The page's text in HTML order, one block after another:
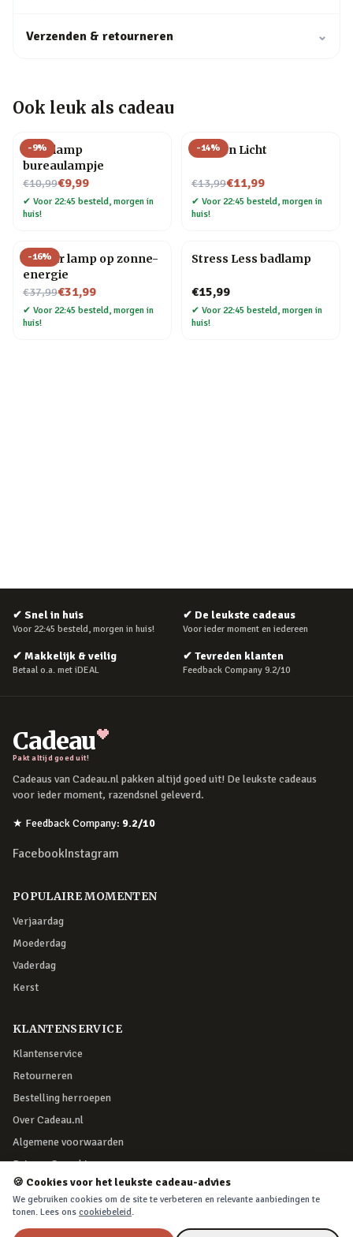
Verzenden & retourneren ⌄
Ook leuk als cadeau
-9%
Gloeilamp
bureaulampje
€10,99
Nu voor€9,99
✔ Voor 22:45 besteld, morgen in
huis!
-14%
Flessen Licht
€13,99
Nu voor€11,99
✔ Voor 22:45 besteld, morgen in
huis!
-16%
Sun Jar lamp op zonne-
energie
€37,99
Nu voor€31,99
✔ Voor 22:45 besteld, morgen in
huis!
Stress Less badlamp
€15,99
✔ Voor 22:45 besteld, morgen in
huis!
✔ Snel in huis
Voor 22:45 besteld, morgen in huis!
✔ De leukste cadeaus
Voor ieder moment en iedereen
✔ Makkelijk & veilig
Betaal o.a. met iDEAL
✔ Tevreden klanten
Feedback Company 9.2/10
Cadeau
Pakt altijd goed uit!
Cadeaus van Cadeau.nl pakken altijd goed uit! De leukste cadeaus
voor ieder moment, razendsnel geleverd.
★ Feedback Company: 9.2/10
FacebookInstagram
POPULAIRE MOMENTEN
Verjaardag
Moederdag
Vaderdag
Kerst
KLANTENSERVICE
Klantenservice
Retourneren
Bestelling herroepen
Over Cadeau.nl
Algemene voorwaarden
Privacy & cookies
VEILIG BETALEN
🍪 Cookies voor het leukste cadeau-advies
We gebruiken cookies om de site te verbeteren en relevante aanbiedingen te
tonen. Lees ons cookiebeleid.